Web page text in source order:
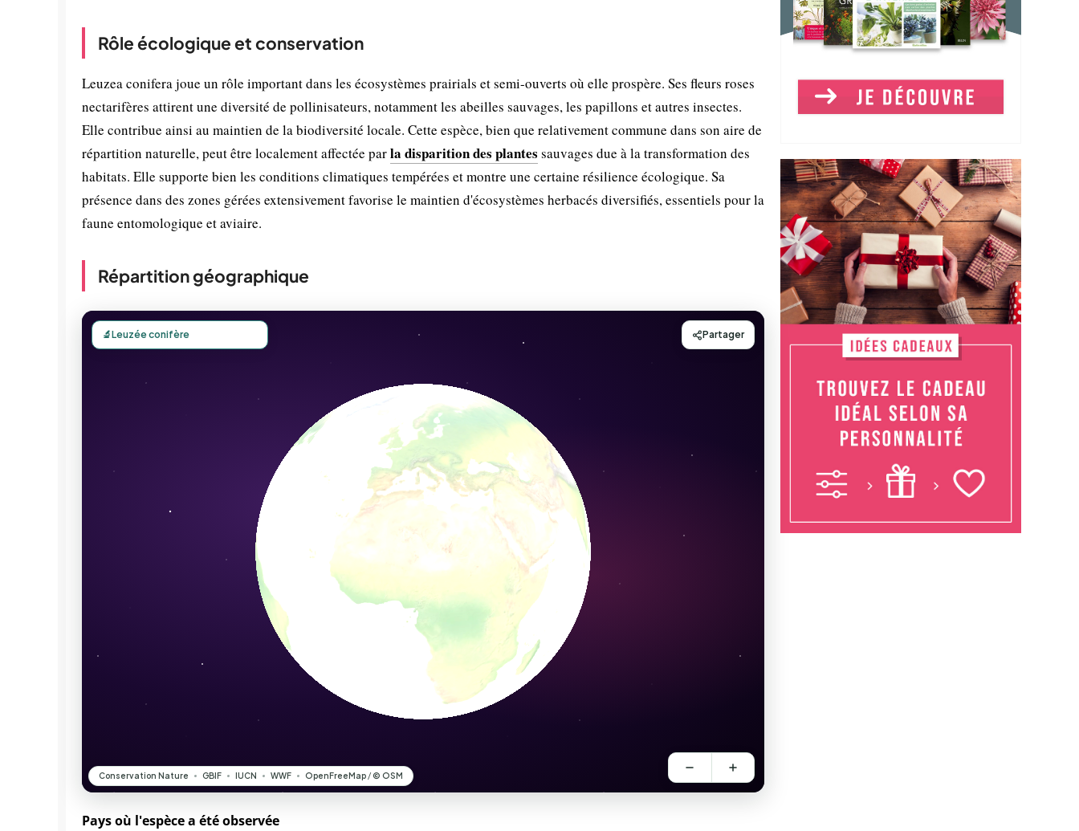
Rôle écologique et conservation
Leuzea conifera joue un rôle important dans les écosystèmes prairials et semi-ouverts où elle prospère. Ses fleurs roses
nectarifères attirent une diversité de pollinisateurs, notamment les abeilles sauvages, les papillons et autres insectes.
Elle contribue ainsi au maintien de la biodiversité locale. Cette espèce, bien que relativement commune dans son aire de
répartition naturelle, peut être localement affectée parla disparition des plantes sauvages due à la transformation des
habitats. Elle supporte bien les conditions climatiques tempérées et montre une certaine résilience écologique. Sa
présence dans des zones gérées extensivement favorise le maintien d'écosystèmes herbacés diversifiés, essentiels pour la
faune entomologique et aviaire.
Répartition géographique
Pays où l'espèce a été observée